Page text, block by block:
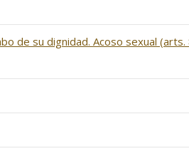
de su dignidad. Acoso sexual (arts.